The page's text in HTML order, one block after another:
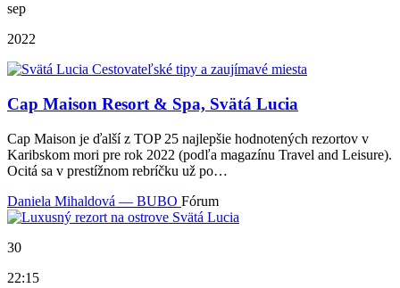
sep
2022
Cap Maison Resort & Spa, Svätá Lucia
Cap Maison je ďalší z TOP 25 najlepšie hodnotených rezortov v
Karibskom mori pre rok 2022 (podľa magazínu Travel and Leisure).
Ocitá sa v prestížnom rebríčku už po…
Daniela Mihaldová — BUBO Fórum
30
22:15